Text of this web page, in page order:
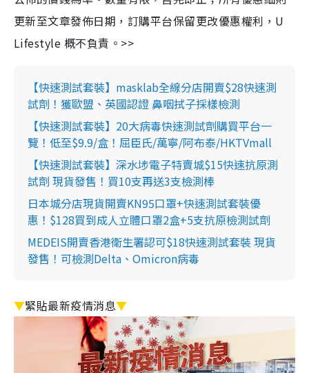
更新至文章發佈日期，訂購平台保留更改優惠權利，U
Lifestyle 概不負責。>>
【快速測試套裝】masklab全線分店開賣$28快速測
試劑！獲歐盟、英國認證 鼻咽拭子採樣檢測
【快速測試套裝】20大病毒快速測試劑購買平台一
覽！低至$9.9/盒！屈臣氏/萬寧/阿布泰/HKTVmall
【快速測試套裝】深水埗電子特賣城$15快速抗原測
試劑 現貨發售！買10支再送3支檢測棒
日本城分店現貨開賣KN95口罩+快速測試套裝優
惠！$128買到成人立體口罩2盒+5支抗原檢測試劑
MEDEIS開賣香港衛生署認可$18快速測試套裝 現貨
發售！可檢測Delta、Omicron病毒
▼緊貼最新疫情消息▼